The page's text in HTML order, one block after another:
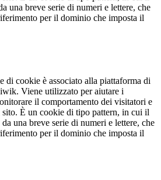
una breve serie di numeri e lettere, che
per il dominio che imposta il
di cookie è associato alla piattaforma di
Viene utilizzato per aiutare i
il comportamento dei visitatori e
sito. È un cookie di tipo pattern, in cui il
una breve serie di numeri e lettere, che
per il dominio che imposta il